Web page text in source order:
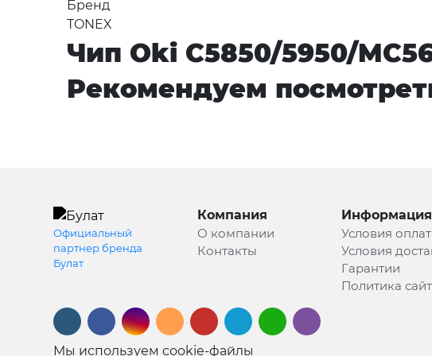
Бренд
TONEX
Чип Oki C5850/5950/
Рекомендуем
Официальный
партнер бренда
Булат
Компания
О компании
Контакты
Информация
Условия
Условия
Гарантии
Политика
Мы используем cookie-файлы